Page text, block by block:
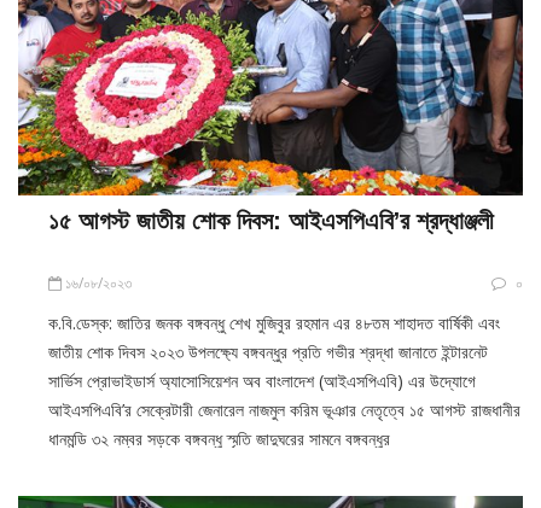
১৫ আগস্ট জাতীয় শোক দিবস: আইএসপিএবি’র শ্রদ্ধাঞ্জলী
ক.বি.ডেস্ক: জাতির জনক বঙ্গবন্ধু শেখ মুজিবুর রহমান এর ৪৮তম শাহাদত বার্ষিকী এবং
জাতীয় শোক দিবস ২০২৩ উপলক্ষ্যে বঙ্গবন্ধুর প্রতি গভীর শ্রদ্ধা জানাতে ইন্টারনেট
সার্ভিস প্রোভাইডার্স অ্যাসোসিয়েশন অব বাংলাদেশ (আইএসপিএবি) এর উদ্যোগে
আইএসপিএবি’র সেক্রেটারী জেনারেল নাজমুল করিম ভূঞার নেতৃত্বে ১৫ আগস্ট রাজধানীর
ধানমন্ডি ৩২ নম্বর সড়কে বঙ্গবন্ধু স্মৃতি জাদুঘরের সামনে বঙ্গবন্ধুর